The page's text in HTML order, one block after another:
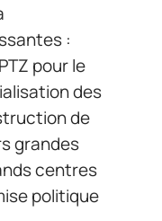
:
pour le
des
de
grandes
centres
politique